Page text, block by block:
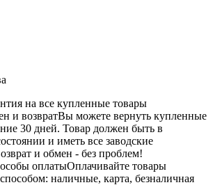
на все купленные товары
и возвратВы можете вернуть купленные
30 дней. Товар должен быть в
и иметь все заводские
и обмен - без проблем!
оплатыОплачивайте товары
наличные, карта, безналичная